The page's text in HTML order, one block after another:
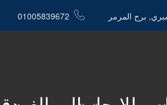
برج المرمر 01005839672